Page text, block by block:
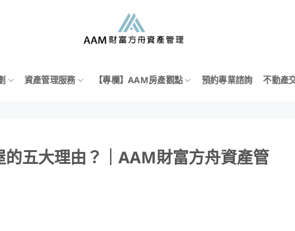
資產管理服務 【專欄】AAM房產觀點 預約專業諮詢 不動產
五大理由？｜AAM財富方舟資產管